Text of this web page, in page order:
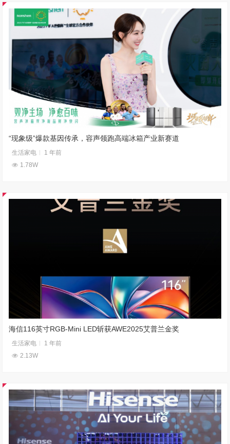
“现象级”爆款基因传承，容声领跑高端冰箱产业新赛道
生活家电
1 年前
1.78W
海信116英寸RGB-Mini LED斩获AWE2025艾普兰金奖
生活家电
1 年前
2.13W